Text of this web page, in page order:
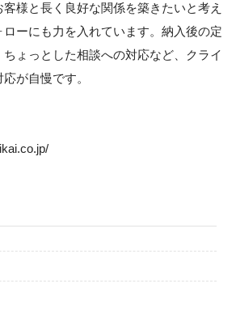
様と長く良好な関係を築きたいと考え
ーにも力を入れています。納入後の定
ょっとした相談への対応など、クライ
が自慢です。